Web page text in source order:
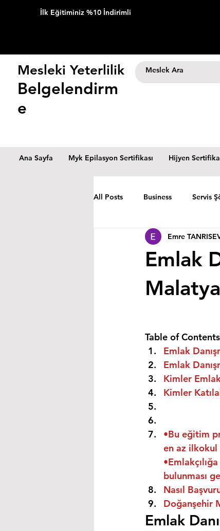
İlk Eğitiminiz %10 İndirimli
Mesleki Yeterlilik
Belgelendirm
e
Ana Sayfa Myk Epilasyon Sertifikası Hijyen
All Posts Business Servis
Emlak
Emre
Table of Contents
Emlak
Emlak
Kimler
Kimler
•Bu eğitim
en az ilkokul
bulunması
Nasıl
Doğanşehir
Emlak